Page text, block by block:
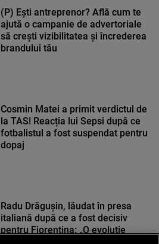
(P) Ești antreprenor? Află cum te
ajută o campanie de advertoriale
să crești vizibilitatea și încrederea
brandului tău
Cosmin Matei a primit verdictul de
la TAS! Reacția lui Sepsi după ce
fotbalistul a fost suspendat pentru
dopaj
Radu Drăgușin, lăudat în presa
italiană după ce a fost decisiv
pentru Fiorentina: „O evoluție